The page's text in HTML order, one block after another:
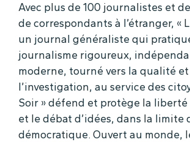
Avec plus de 100 journalistes et
de correspondants à l’étranger, «
un journal généraliste qui
journalisme rigoureux,
moderne, tourné vers la qualité et
l’investigation, au service des
Soir » défend et protège la liberté
et le débat d’idées, dans la limite
démocratique. Ouvert au monde,